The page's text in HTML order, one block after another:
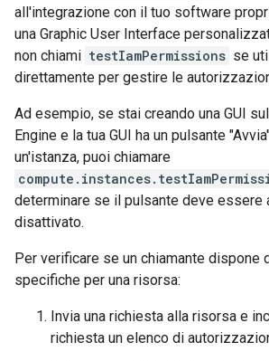
all'integrazione con il tuo software
una Graphic User Interface
non chiami testIamPermissions se
direttamente per gestire le
Ad esempio, se stai creando una GUI
Engine e la tua GUI ha un pulsante
un'istanza, puoi chiamare
determinare se il pulsante deve essere
disattivato.
Per verificare se un chiamante dispone
specifiche per una risorsa:
Invia una richiesta alla risorsa e
richiesta un elenco di